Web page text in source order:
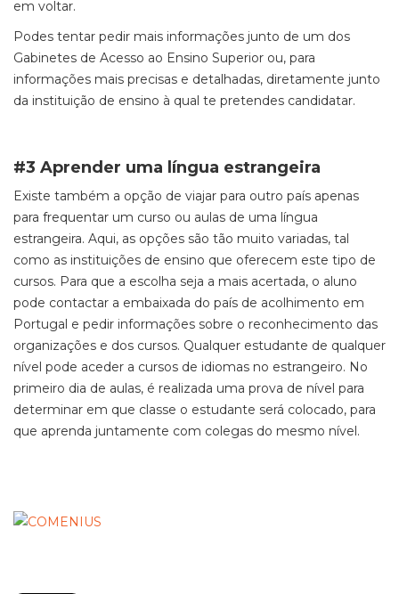
em voltar.
Podes tentar pedir mais informações junto de um dos
Gabinetes de Acesso ao Ensino Superior ou, para
informações mais precisas e detalhadas, diretamente junto
da instituição de ensino à qual te pretendes candidatar.
#3 Aprender uma língua estrangeira
Existe também a opção de viajar para outro país apenas
para frequentar um curso ou aulas de uma língua
estrangeira. Aqui, as opções são tão muito variadas, tal
como as instituições de ensino que oferecem este tipo de
cursos. Para que a escolha seja a mais acertada, o aluno
pode contactar a embaixada do país de acolhimento em
Portugal e pedir informações sobre o reconhecimento das
organizações e dos cursos. Qualquer estudante de qualquer
nível pode aceder a cursos de idiomas no estrangeiro. No
primeiro dia de aulas, é realizada uma prova de nível para
determinar em que classe o estudante será colocado, para
que aprenda juntamente com colegas do mesmo nível.